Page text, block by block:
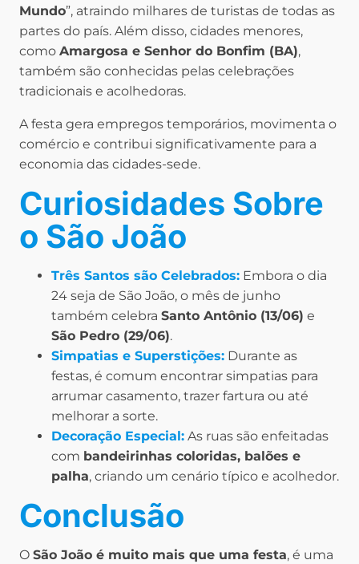
Mundo”, atraindo milhares de turistas de todas as
partes do país. Além disso, cidades menores,
como Amargosa e Senhor do Bonfim (BA),
também são conhecidas pelas celebrações
tradicionais e acolhedoras.
A festa gera empregos temporários, movimenta o
comércio e contribui significativamente para a
economia das cidades-sede.
Curiosidades Sobre
o São João
Três Santos são Celebrados: Embora o dia
24 seja de São João, o mês de junho
também celebra Santo Antônio (13/06) e
São Pedro (29/06).
Simpatias e Superstições: Durante as
festas, é comum encontrar simpatias para
arrumar casamento, trazer fartura ou até
melhorar a sorte.
Decoração Especial: As ruas são enfeitadas
com bandeirinhas coloridas, balões e
palha, criando um cenário típico e acolhedor.
Conclusão
O São João é muito mais que uma festa, é uma